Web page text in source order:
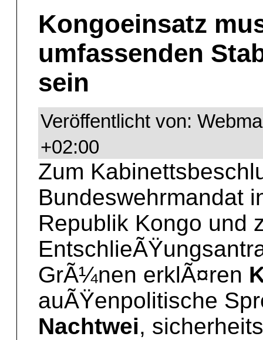
Kongoeinsatz
umfassenden
sein
Veröffentlicht von:
+02:00
Zum
Bundeswehrmandat
Republik Kongo und
GrÃ¼nen erklÃ¤ren
auÃŸenpolitische
Nachtwei,